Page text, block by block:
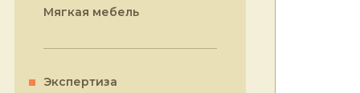
Мягкая мебель
Экспертиза